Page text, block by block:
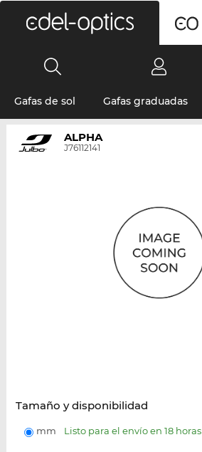
Gafas de sol Gafas graduadas
ALPHA
J76112141
Tamaño y disponibilidad
mm Listo para el envío en 18 horas